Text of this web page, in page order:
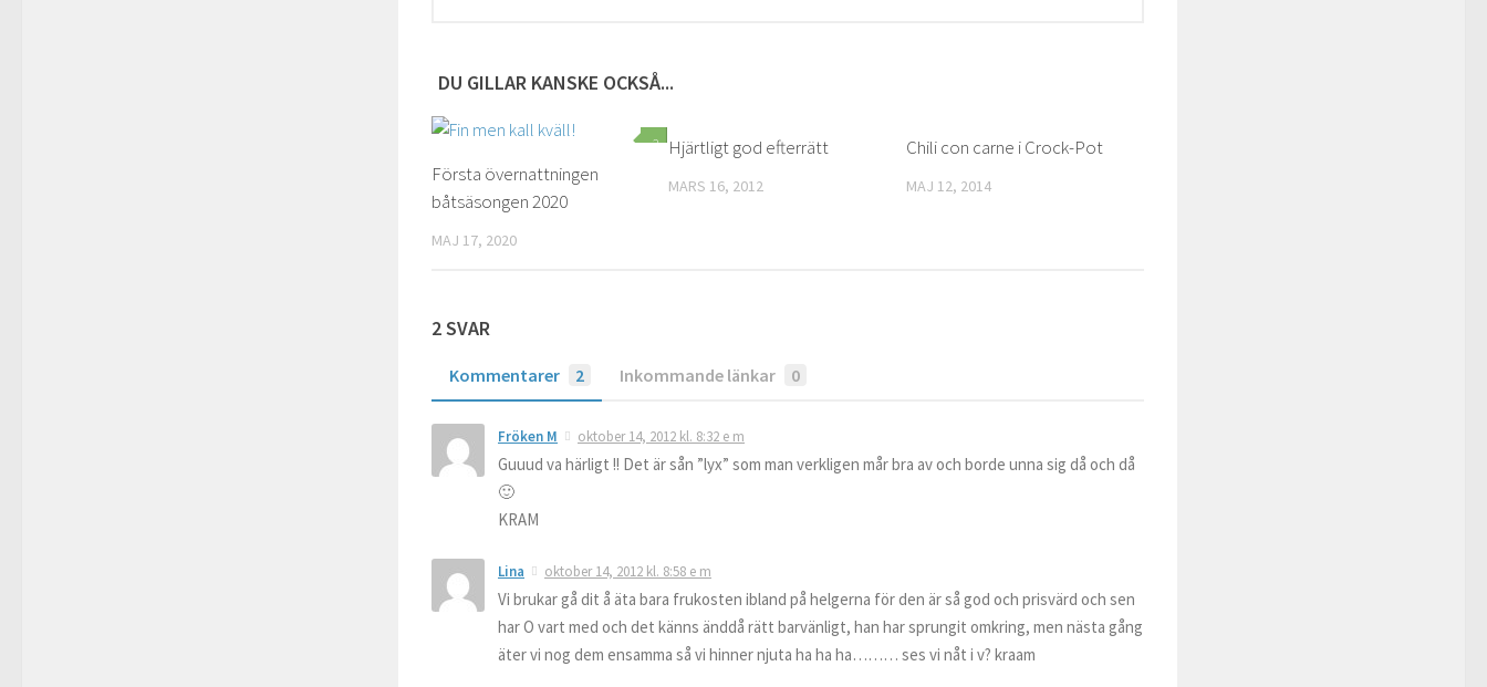
DU GILLAR KANSKE OCKSÅ...
2
Första övernattningen
båtsäsongen 2020
MAJ 17, 2020
Hjärtligt god efterrätt
MARS 16, 2012
Chili con carne i Crock-Pot
MAJ 12, 2014
2 SVAR
Kommentarer 2 Inkommande länkar 0
Fröken M oktober 14, 2012 kl. 8:32 e m
Guuud va härligt !! Det är sån ”lyx” som man verkligen mår bra av och borde unna sig då och då
🙂
KRAM
Lina oktober 14, 2012 kl. 8:58 e m
Vi brukar gå dit å äta bara frukosten ibland på helgerna för den är så god och prisvärd och sen
har O vart med och det känns änddå rätt barvänligt, han har sprungit omkring, men nästa gång
äter vi nog dem ensamma så vi hinner njuta ha ha ha……… ses vi nåt i v? kraam